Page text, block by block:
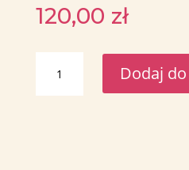
120,00 zł
Zestaw
prezentowy
Dodaj